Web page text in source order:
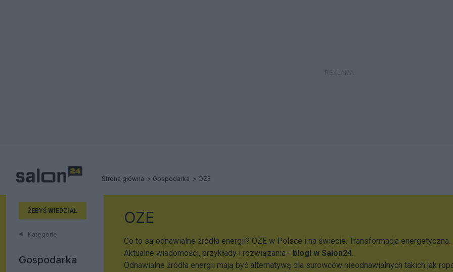
Strona główna Gospodarka OZE
ŻEBYŚ WIEDZIAŁ
Kategorie
Gospodarka
OZE
Co to są odnawialne źródła energii? OZE w Polsce i na świecie. Transformacja energetyczna.
Aktualne wiadomości, przykłady i rozwiązania - blogi w Salon24.
Odnawialne źródła energii mają być alternatywą dla surowców nieodnawialnych takich jak